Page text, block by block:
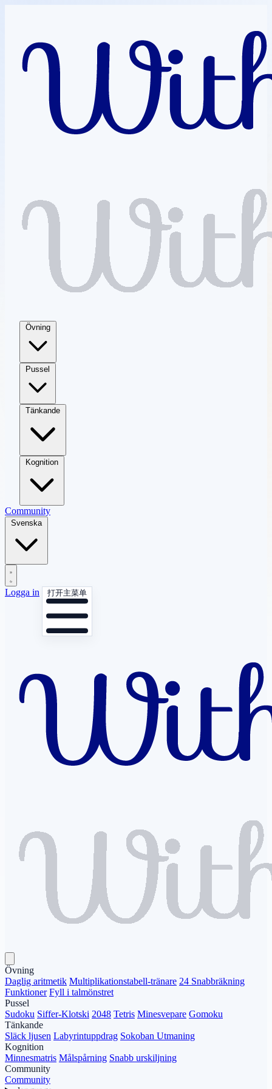
Övning
Pussel
Tänkande
Kognition
Community
Svenska
Logga in 打开主菜单
Övning
Daglig aritmetik Multiplikationstabell-tränare 24 Snabbräkning
Funktioner Fyll i talmönstret
Pussel
Sudoku Siffer-Klotski 2048 Tetris Minesvepare Gomoku
Tänkande
Släck ljusen Labyrintuppdrag Sokoban Utmaning
Kognition
Minnesmatris Målspårning Snabb urskiljning
Community
Community